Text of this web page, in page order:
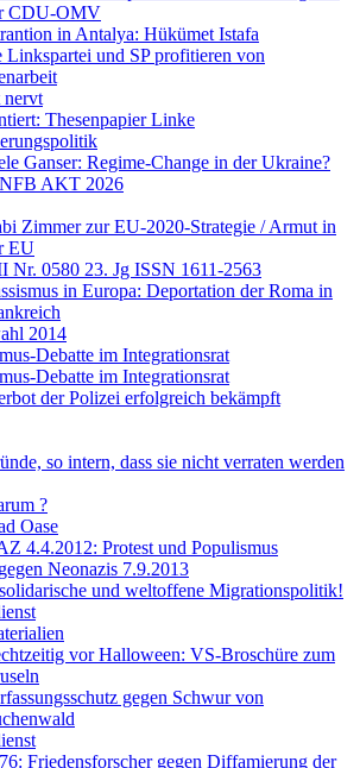
CDU-OMV
in Antalya: Hükümet Istafa
Linkspartei und SP profitieren von
Thesenpapier Linke
Ganser: Regime-Change in der Ukraine?
AKT 2026
Zimmer zur EU-2020-Strategie / Armut in
EU
Nr. 0580 23. Jg ISSN 1611-2563
in Europa: Deportation der Roma in
2014
Debatte im Integrationsrat
Debatte im Integrationsrat
der Polizei erfolgreich bekämpft
so intern, dass sie nicht verraten werden
?
Oase
4.4.2012: Protest und Populismus
Neonazis 7.9.2013
und weltoffene Migrationspolitik!
vor Halloween: VS-Broschüre zum
gegen Schwur von
Friedensforscher gegen Diffamierung der